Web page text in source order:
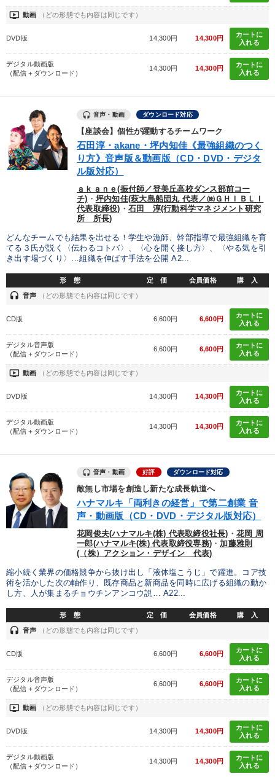
ondemand_video 動画 （どの形態でも内容は同じです）
DVD版 14,300円 14,300円
カートに
入れる
デジタル動画版
（配信＋ダウンロード）
14,300円 14,300円
カートに
入れる
音声・動画 ダウンロード対応
【座談会】個性が躍動するチームワーク
石田淳・akane・坪内知佳《最強組織のつく
り方》音声版＆動画版（CD・DVD・デジタ
ル版対応）
ａｋａｎｅ(振付師／登美丘高校ダンス部前コー
チ) ・ 坪内知佳(萩大島船団丸 代表／㈱ＧＨＩＢＬＩ
代表取締役) ・ 石田 淳(行動科学マネジメント研究
所 所長)
どんなチームでも結果を出せる！学生や漁師、幹部指導で最強組織を育
てる３氏が説く〈伝わるコトバ〉、〈心を開く接し方〉、〈やる気を引
き出す場づくり〉…組織を伸ばす手法を公開 A2...
形 態 定 価 会員価格 購 入
headset 音声 （どの形態でも内容は同じです）
CD版 6,600円 6,600円
カートに
入れる
デジタル音声版
（配信＋ダウンロード）
6,600円 6,600円
カートに
入れる
ondemand_video 動画 （どの形態でも内容は同じです）
DVD版 14,300円 14,300円
カートに
入れる
デジタル動画版
（配信＋ダウンロード）
14,300円 14,300円
カートに
入れる
音声・動画 好評 ダウンロード対応
敵無し市場を創造し新たな成長軌道へ
ハナマルキ「両利きの経営」で第二創業 音
声・動画版（CD・DVD・デジタル版対応）
花岡俊夫(ハナマルキ(株) 代表取締役社長) ・ 花岡 周
一郎(ハナマルキ(株) 代表取締役専務) ・加藤雅則
(（株）アクション・デザイン 代表)
縮小続く業界の価格競争から抜け出し「液体塩こうじ」で躍進。コア技
術を活かした次の軸作り、既存商品と新商品を同時に広げる組織の動か
し方、人が集まるチョウチンアンコウ説… A22...
形 態 定 価 会員価格 購 入
headset 音声 （どの形態でも内容は同じです）
CD版 6,600円 6,600円
カートに
入れる
デジタル音声版
（配信＋ダウンロード）
6,600円 6,600円
カートに
入れる
ondemand_video 動画 （どの形態でも内容は同じです）
DVD版 14,300円 14,300円
カートに
入れる
デジタル動画版
（配信＋ダウンロード）
14,300円 14,300円
カートに
入れる